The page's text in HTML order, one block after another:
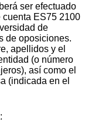
ser efectuado
ES75 2100
de
de oposiciones.
apellidos y el
(o número
así como el
(indicada en el